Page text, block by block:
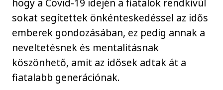
hogy a Covid-19 idején a fiatalok rendkívül
sokat segítettek önkénteskedéssel az idős
emberek gondozásában, ez pedig annak a
neveltetésnek és mentalitásnak
köszönhető, amit az idősek adtak át a
fiatalabb generációnak.